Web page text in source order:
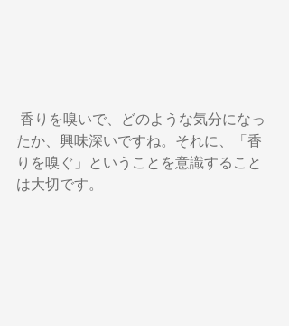
たか、興味深いですね。それに、「香
りを嗅ぐ」ということを意識すること
は大切です。